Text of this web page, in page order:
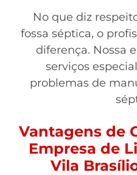
No que diz
fossa séptica, o
diferença. Nossa
serviços
problemas de
Vantagens de
Empresa de
Vila